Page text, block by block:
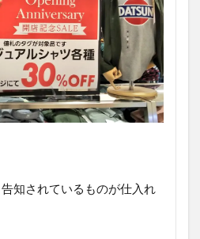
知されているものが仕入れ